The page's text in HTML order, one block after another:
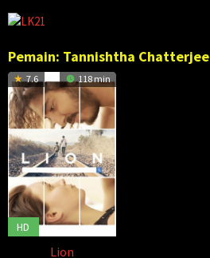
ke
Pemain: Tannishtha Chatterjee
7.6 118 min
HD
Lion